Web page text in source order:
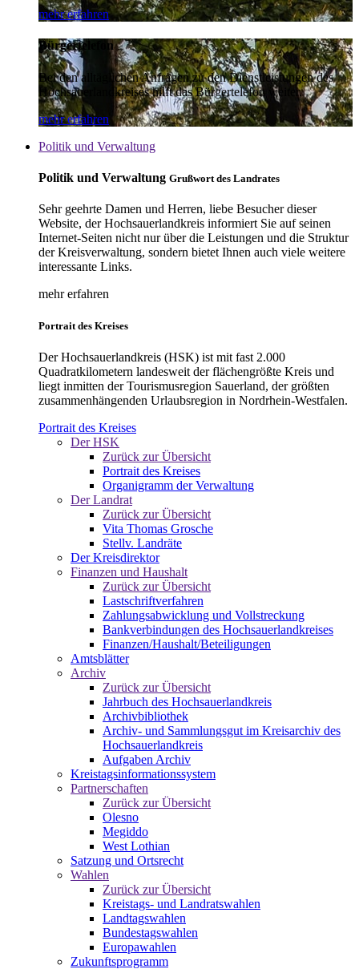
mehr erfahren
Bürgertelefon
Bei den alltäglichen Anfragen zu den Dienstleistungen des
Hochsauerlandkreises hilft das Bürgertelefon weiter.
mehr erfahren
Politik und Verwaltung
Politik und Verwaltung Grußwort des Landrates
Sehr geehrte Damen und Herren, liebe Besucher dieser
Website, der Hochsauerlandkreis informiert Sie auf seinen
Internet-Seiten nicht nur über die Leistungen und die Struktur
der Kreisverwaltung, sondern bietet Ihnen auch viele weitere
interessante Links.
mehr erfahren
Portrait des Kreises
Der Hochsauerlandkreis (HSK) ist mit fast 2.000
Quadratkilometern landesweit der flächengrößte Kreis und
liegt inmitten der Tourismusregion Sauerland, der größten
zusammenhängenden Urlaubsregion in Nordrhein-Westfalen.
Portrait des Kreises
Der HSK
Zurück zur Übersicht
Portrait des Kreises
Organigramm der Verwaltung
Der Landrat
Zurück zur Übersicht
Vita Thomas Grosche
Stellv. Landräte
Der Kreisdirektor
Finanzen und Haushalt
Zurück zur Übersicht
Lastschriftverfahren
Zahlungsabwicklung und Vollstreckung
Bankverbindungen des Hochsauerlandkreises
Finanzen/Haushalt/Beteiligungen
Amtsblätter
Archiv
Zurück zur Übersicht
Jahrbuch des Hochsauerlandkreis
Archivbibliothek
Archiv- und Sammlungsgut im Kreisarchiv des
Hochsauerlandkreis
Aufgaben Archiv
Kreistagsinformationssystem
Partnerschaften
Zurück zur Übersicht
Olesno
Megiddo
West Lothian
Satzung und Ortsrecht
Wahlen
Zurück zur Übersicht
Kreistags- und Landratswahlen
Landtagswahlen
Bundestagswahlen
Europawahlen
Zukunftsprogramm